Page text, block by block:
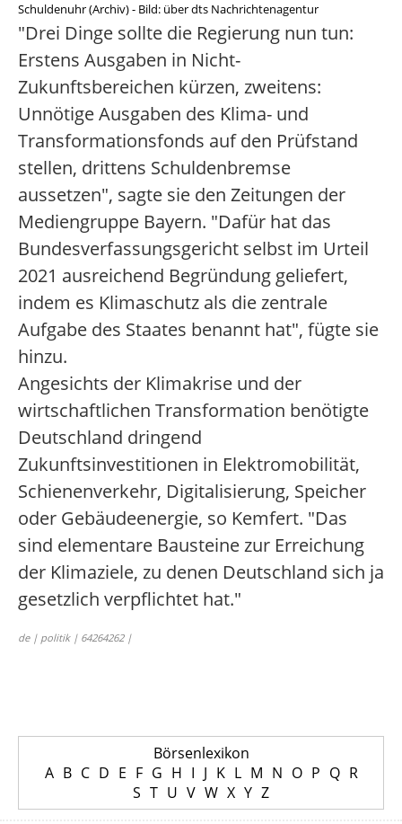
Schuldenuhr (Archiv) - Bild: über dts Nachrichtenagentur
"Drei Dinge sollte die Regierung nun tun:
Erstens Ausgaben in Nicht-
Zukunftsbereichen kürzen, zweitens:
Unnötige Ausgaben des Klima- und
Transformationsfonds auf den Prüfstand
stellen, drittens Schuldenbremse
aussetzen", sagte sie den Zeitungen der
Mediengruppe Bayern. "Dafür hat das
Bundesverfassungsgericht selbst im Urteil
2021 ausreichend Begründung geliefert,
indem es Klimaschutz als die zentrale
Aufgabe des Staates benannt hat", fügte sie
hinzu.
Angesichts der Klimakrise und der
wirtschaftlichen Transformation benötigte
Deutschland dringend
Zukunftsinvestitionen in Elektromobilität,
Schienenverkehr, Digitalisierung, Speicher
oder Gebäudeenergie, so Kemfert. "Das
sind elementare Bausteine zur Erreichung
der Klimaziele, zu denen Deutschland sich ja
gesetzlich verpflichtet hat."
de | politik | 64264262 |
Börsenlexikon
A B C D E F G H I J K L M N O P Q R
S T U V W X Y Z